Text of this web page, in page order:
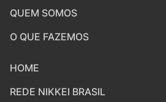
QUEM SOMOS
O QUE FAZEMOS
HOME
REDE NIKKEI BRASIL